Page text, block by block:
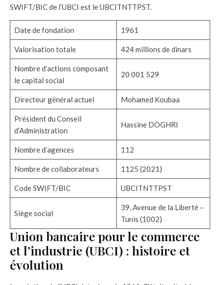
SWIFT/BIC de l’UBCI est le UBCITNTTPST.
Date de fondation 1961
Valorisation totale 424 millions de dinars
Nombre d’actions composant
le capital social
20 001 529
Directeur général actuel Mohamed Koubaa
Président du Conseil
d’Administration
Hassine DOGHRI
Nombre d’agences 112
Nombre de collaborateurs 1125 (2021)
Code SWIFT/BIC UBCITNTTPST
Siège social
39, Avenue de la Liberté –
Tunis (1002)
Union bancaire pour le commerce
et l’industrie (UBCI) : histoire et
évolution